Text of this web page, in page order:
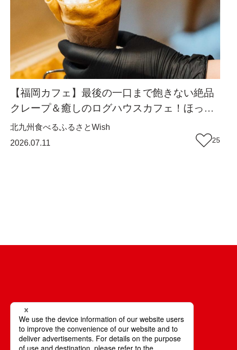
【福岡カフェ】最後の一口まで飽きない絶品
クレープ＆癒しのログハウスカフェ！ほっと
ひと息、休日に行きたい『アローラカフェ』
（福岡・岡垣町）【まち歩き】
北九州食べるふるさとWish
2026.07.11
25